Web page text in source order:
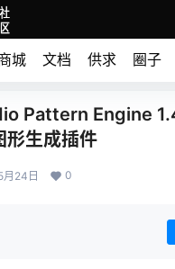
城 文档 供求 圈子
Pattern Engine
形生成插件
月24日 0